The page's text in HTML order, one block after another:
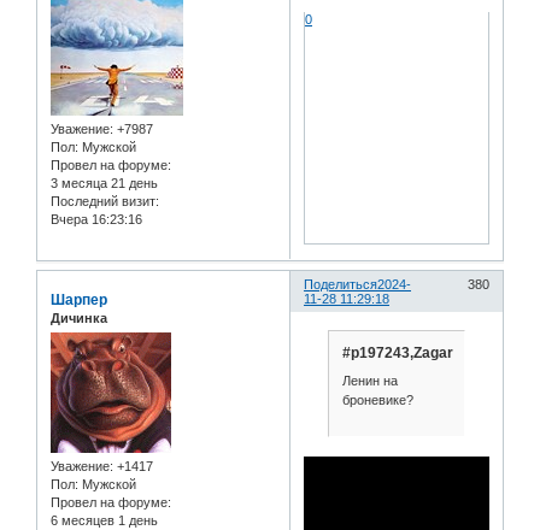
Уважение: +7987
Пол: Мужской
Провел на форуме:
3 месяца 21 день
Последний визит:
Вчера 16:23:16
0
Поделиться 380
2024-
11-28 11:29:18
Шарпер
Дичинка
Уважение: +1417
Пол: Мужской
Провел на форуме:
6 месяцев 1 день
#p197243,Zagar
Ленин на
броневике?